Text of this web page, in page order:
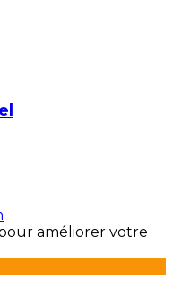
améliorer votre